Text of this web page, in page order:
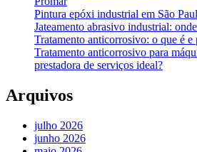
Pintura epóxi industrial em São
Jateamento abrasivo industrial:
Tratamento anticorrosivo: o que é e
Tratamento anticorrosivo para
prestadora de serviços ideal?
Arquivos
julho 2026
junho 2026